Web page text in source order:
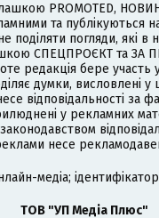
PROMOTED,
та публікуються
поділяти погляди, які в
СПЕЦПРОЄКТ та ЗА
редакція бере участь
думки, висловлені у
відповідальності за
у рекламних
несе
медіа;
ТОВ "УП Медіа Плюс"